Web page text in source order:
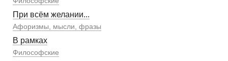
При всём желании...
Афоризмы, мысли, фразы
В рамках
Философские